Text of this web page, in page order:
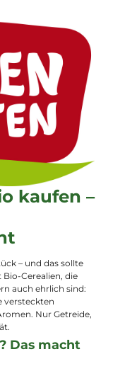
kaufen –
– und das sollte
Cerealien, die
auch ehrlich sind:
versteckten
Nur Getreide,
Das macht